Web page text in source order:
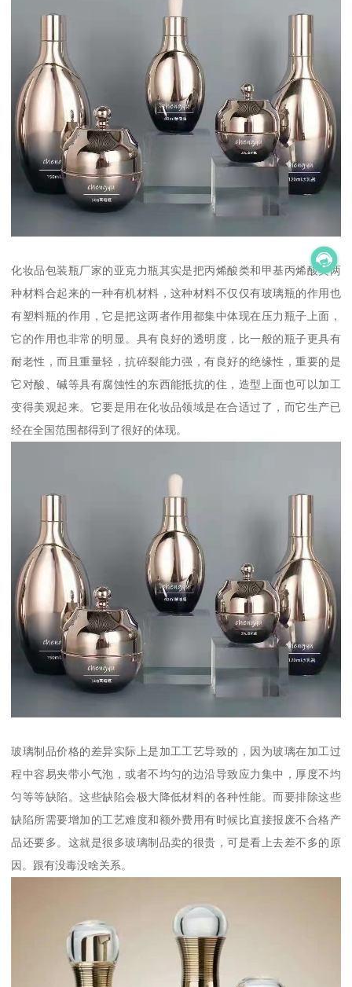
化妆品包装瓶厂家的亚克力瓶其实是把丙烯酸类和甲基丙烯酸类两
种材料合起来的一种有机材料，这种材料不仅仅有玻璃瓶的作用也
有塑料瓶的作用，它是把这两者作用都集中体现在压力瓶子上面，
它的作用也非常的明显。具有良好的透明度，比一般的瓶子更具有
耐老性，而且重量轻，抗碎裂能力强，有良好的绝缘性，重要的是
它对酸、碱等具有腐蚀性的东西能抵抗的住，造型上面也可以加工
变得美观起来。它要是用在化妆品领域是在合适过了，而它生产已
经在全国范围都得到了很好的体现。
玻璃制品价格的差异实际上是加工工艺导致的，因为玻璃在加工过
程中容易夹带小气泡，或者不均匀的边沿导致应力集中，厚度不均
匀等等缺陷。这些缺陷会极大降低材料的各种性能。而要排除这些
缺陷所需要增加的工艺难度和额外费用有时候比直接报废不合格产
品还要多。这就是很多玻璃制品卖的很贵，可是看上去差不多的原
因。跟有没毒没啥关系。